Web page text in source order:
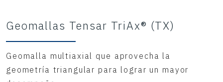
Geomallas Tensar TriAx® (TX)
Geomalla multiaxial que aprovecha la
geometría triangular para lograr un mayor